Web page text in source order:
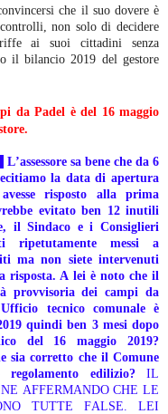
che il suo dovere è
non solo di decidere
ai suoi cittadini senza
il bilancio 2019 del gestore
da Padel è del 16 maggio
L’assessore sa bene che da 6
la data di apertura
risposto alla prima
evitato ben 12 inutili
il Sindaco e i Consiglieri
ripetutamente messi a
ma non siete intervenuti
risposta. A lei è noto che il
provvisoria dei campi da
tecnico comunale è
quindi ben 3 mesi dopo
del 16 maggio 2019?
sia corretto che il Comune
edilizio? IL
AFFERMANDO CHE LE
TUTTE FALSE. LEI